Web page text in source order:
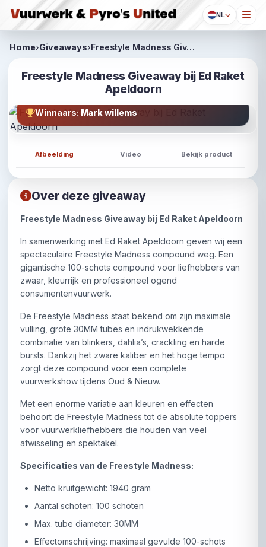
NL
Home›Giveaways›Freestyle Madness Giv…
Freestyle Madness Giveaway bij Ed Raket
Apeldoorn
Winnaars: Mark willems
Afbeelding Video Bekijk product
Over deze giveaway
Freestyle Madness Giveaway bij Ed Raket Apeldoorn
In samenwerking met Ed Raket Apeldoorn geven wij een
spectaculaire Freestyle Madness compound weg. Een
gigantische 100-schots compound voor liefhebbers van
zwaar, kleurrijk en professioneel ogend
consumentenvuurwerk.
De Freestyle Madness staat bekend om zijn maximale
vulling, grote 30MM tubes en indrukwekkende
combinatie van blinkers, dahlia’s, crackling en harde
bursts. Dankzij het zware kaliber en het hoge tempo
zorgt deze compound voor een complete
vuurwerkshow tijdens Oud & Nieuw.
Met een enorme variatie aan kleuren en effecten
behoort de Freestyle Madness tot de absolute toppers
voor vuurwerkliefhebbers die houden van veel
afwisseling en spektakel.
Specificaties van de Freestyle Madness:
Netto kruitgewicht: 1940 gram
Aantal schoten: 100 schoten
Max. tube diameter: 30MM
Effectomschrijving: maximaal gevulde 100-schots